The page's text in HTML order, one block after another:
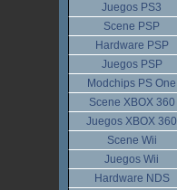
Juegos PS3
Scene PSP
Hardware PSP
Juegos PSP
Modchips PS One
Scene XBOX 360
Juegos XBOX 360
Scene Wii
Juegos Wii
Hardware NDS